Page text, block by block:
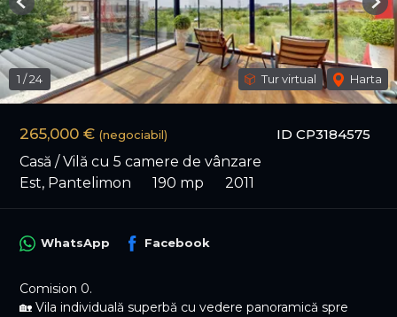
ID CP3184575
265,000 € (negociabil)
Casă / Vilă cu 5 camere de vânzare
Est, Pantelimon
190 mp 2011
1 /24 Tur virtual Harta
Previous
WhatsApp Facebook
Comision 0.
🏡 Vila individuală superbă cu vedere panoramică spre